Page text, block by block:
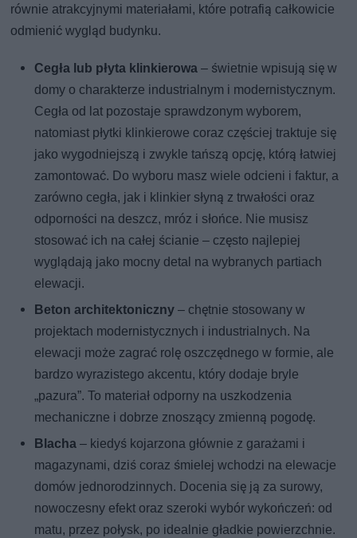
równie atrakcyjnymi materiałami, które potrafią całkowicie
odmienić wygląd budynku.
Cegła lub płyta klinkierowa – świetnie wpisują się w
domy o charakterze industrialnym i modernistycznym.
Cegła od lat pozostaje sprawdzonym wyborem,
natomiast płytki klinkierowe coraz częściej traktuje się
jako wygodniejszą i zwykle tańszą opcję, którą łatwiej
zamontować. Do wyboru masz wiele odcieni i faktur, a
zarówno cegła, jak i klinkier słyną z trwałości oraz
odporności na deszcz, mróz i słońce. Nie musisz
stosować ich na całej ścianie – często najlepiej
wyglądają jako mocny detal na wybranych partiach
elewacji.
Beton architektoniczny – chętnie stosowany w
projektach modernistycznych i industrialnych. Na
elewacji może zagrać rolę oszczędnego w formie, ale
bardzo wyrazistego akcentu, który dodaje bryle
„pazura”. To materiał odporny na uszkodzenia
mechaniczne i dobrze znoszący zmienną pogodę.
Blacha – kiedyś kojarzona głównie z garażami i
magazynami, dziś coraz śmielej wchodzi na elewacje
domów jednorodzinnych. Docenia się ją za surowy,
nowoczesny efekt oraz szeroki wybór wykończeń: od
matu, przez połysk, po idealnie gładkie powierzchnie.